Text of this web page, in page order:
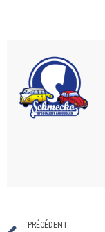
PRÉCÉDENT